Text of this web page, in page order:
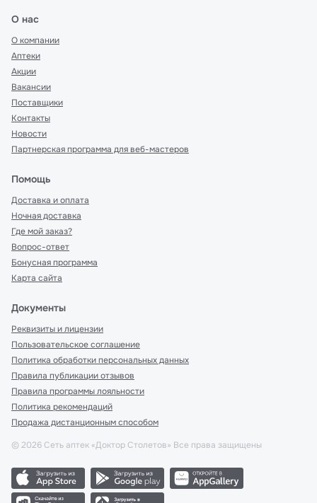
О нас
О компании
Аптеки
Акции
Вакансии
Поставщики
Контакты
Новости
Партнерская программа для веб-мастеров
Помощь
Доставка и оплата
Ночная доставка
Где мой заказ?
Вопрос-ответ
Бонусная программа
Карта сайта
Документы
Реквизиты и лицензии
Пользовательское соглашение
Политика обработки персональных данных
Правила публикации отзывов
Правила программы лояльности
Политика рекомендаций
Продажа дистанционным способом
© 2026 Сеть аптек «Доктор Столетов» Все права защищены